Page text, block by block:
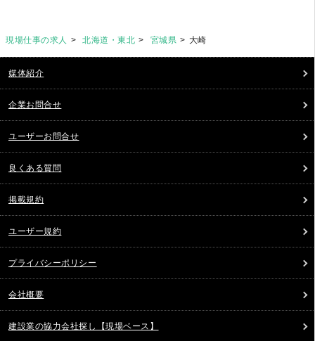
現場仕事の求人 北海道・東北 宮城県 大崎
媒体紹介
企業お問合せ
ユーザーお問合せ
良くある質問
掲載規約
ユーザー規約
プライバシーポリシー
会社概要
建設業の協力会社探し【現場ベース】